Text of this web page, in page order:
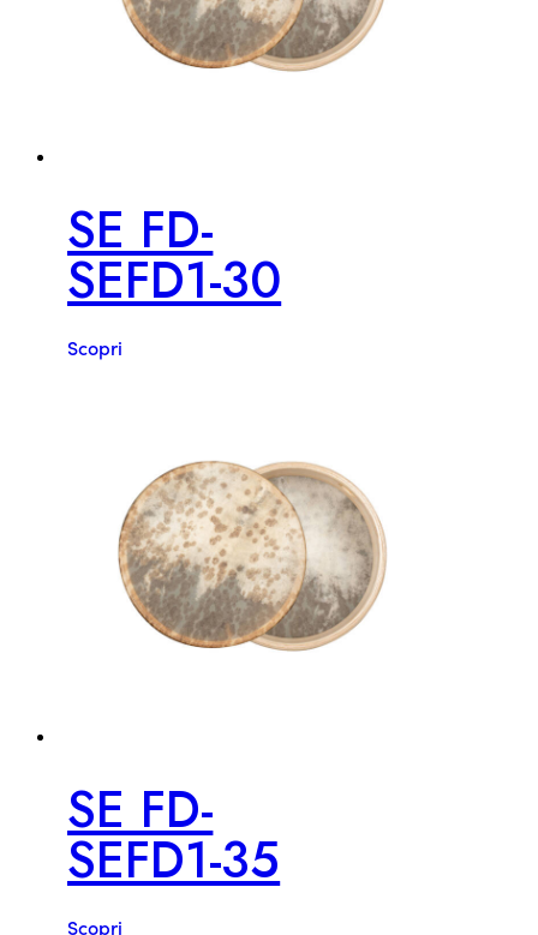
SE FD-
SEFD1-30
Scopri
SE FD-
SEFD1-35
Scopri